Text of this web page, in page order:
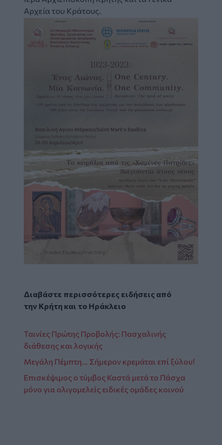
Αρχεία του Κράτους.
Διαβάστε περισσότερες ειδήσεις από
την Κρήτη και το Ηράκλειο
Ταινίες Πρώτης Προβολής: Πασχαλινής
διάθεσης και λογικής
Μεγάλη Πέμπτη… Σήμερον κρεμάται επί ξύλου!
Επισκέψιμος ο τύμβος Καστά μετά το Πάσχα
μόνο για ολιγομελείς ειδικές ομάδες κοινού